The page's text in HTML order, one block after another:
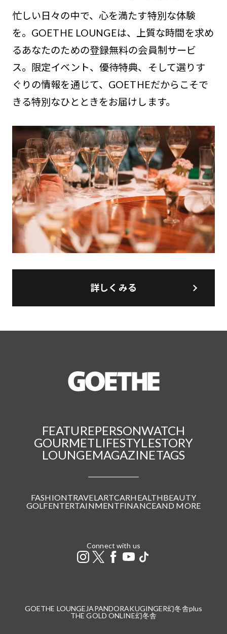
忙しい日々の中で、心を満たす特別な体験
を。GOETHE LOUNGEは、上質な時間を求め
るあなたのための登録無料の会員制サービ
ス。限定イベント、優待特典、そして選りす
ぐりの情報を通じて、GOETHEだからこそで
きる特別なひとときをお届けします。
詳しくみる
FEATUREPERSONWATCH
GOURMETLIFESTYLESTORY
LOUNGEMAGAZINETAGS
FASHIONTRAVELARTCARHEALTHBEAUTY
GOLFENTERTAINMENTFINANCEAND MORE
Connect with us
GOETHE LOUNGE JAPANDORAKUGINGER幻冬舎plus
THE GOLD ONLINE幻冬舎